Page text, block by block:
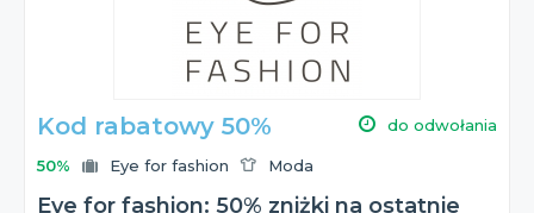
Kod rabatowy 50% do odwołania
50% Eye for fashion Moda
Eye for fashion: 50% zniżki na ostatnie